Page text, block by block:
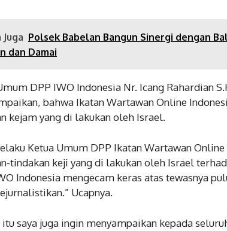
Juga Polsek Babelan Bangun Sinergi dengan
dan Damai
DPP IWO Indonesia Nr. Icang Rahardian
bahwa Ikatan Wartawan Online
kejam yang di lakukan oleh Israel.
Ketua Umum DPP Ikatan Wartawan
tindakan keji yang di lakukan oleh Israel
Indonesia mengecam keras atas tewasnya
Ucapnya.
itu saya juga ingin menyampaikan kepada